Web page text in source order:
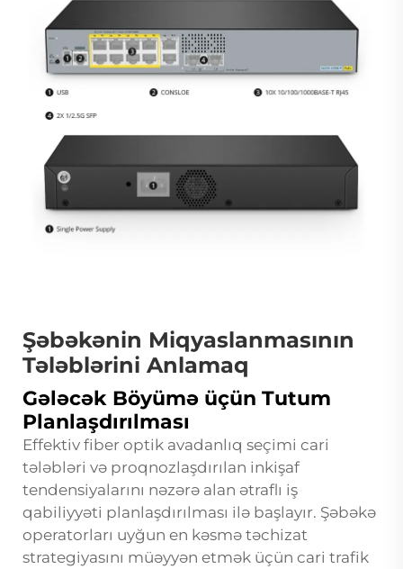
Şəbəkənin Miqyaslanmasının
Tələblərini Anlamaq
Gələcək Böyümə üçün Tutum
Planlaşdırılması
Effektiv fiber optik avadanlıq seçimi cari
tələbləri və proqnozlaşdırılan inkişaf
tendensiyalarını nəzərə alan ətraflı iş
qabiliyyəti planlaşdırılması ilə başlayır. Şəbəkə
operatorları uyğun en kəsmə təchizat
strategiyasını müəyyən etmək üçün cari trafik